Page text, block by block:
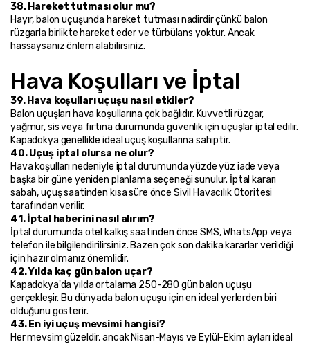
38. Hareket tutması olur mu?
Hayır, balon uçuşunda hareket tutması nadirdir çünkü balon
rüzgarla birlikte hareket eder ve türbülans yoktur. Ancak
hassaysanız önlem alabilirsiniz.
Hava Koşulları ve İptal
39. Hava koşulları uçuşu nasıl etkiler?
Balon uçuşları hava koşullarına çok bağlıdır. Kuvvetli rüzgar,
yağmur, sis veya fırtına durumunda güvenlik için uçuşlar iptal edilir.
Kapadokya genellikle ideal uçuş koşullarına sahiptir.
40. Uçuş iptal olursa ne olur?
Hava koşulları nedeniyle iptal durumunda yüzde yüz iade veya
başka bir güne yeniden planlama seçeneği sunulur. İptal kararı
sabah, uçuş saatinden kısa süre önce Sivil Havacılık Otoritesi
tarafından verilir.
41. İptal haberini nasıl alırım?
İptal durumunda otel kalkış saatinden önce SMS, WhatsApp veya
telefon ile bilgilendirilirsiniz. Bazen çok son dakika kararlar verildiği
için hazır olmanız önemlidir.
42. Yılda kaç gün balon uçar?
Kapadokya'da yılda ortalama 250-280 gün balon uçuşu
gerçekleşir. Bu dünyada balon uçuşu için en ideal yerlerden biri
olduğunu gösterir.
43. En iyi uçuş mevsimi hangisi?
Her mevsim güzeldir, ancak Nisan-Mayıs ve Eylül-Ekim ayları ideal